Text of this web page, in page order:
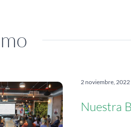
2 noviembre, 2022
Nuestra